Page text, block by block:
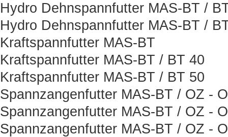
Hydro Dehnspannfutter MAS-BT /
Hydro Dehnspannfutter MAS-BT /
Kraftspannfutter MAS-BT
Kraftspannfutter MAS-BT / BT 40
Kraftspannfutter MAS-BT / BT 50
Spannzangenfutter MAS-BT / OZ -
Spannzangenfutter MAS-BT / OZ -
Spannzangenfutter MAS-BT / OZ -